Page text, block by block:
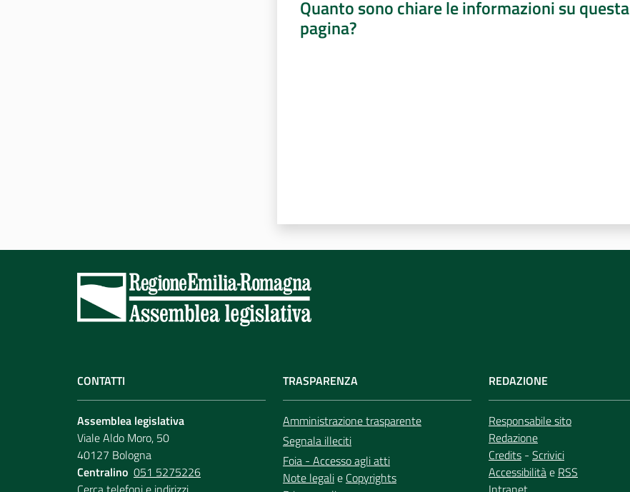
Quanto sono chiare le informazioni su questa
pagina?
CONTATTI
Assemblea legislativa
Viale Aldo Moro, 50
40127 Bologna
Centralino 051 5275226
TRASPARENZA
Amministrazione trasparente
Segnala illeciti
Foia - Accesso agli atti
Note legalie Copyrights
REDAZIONE
Responsabile sito
Redazione
Credits - Scrivici
Accessibilitàe RSS